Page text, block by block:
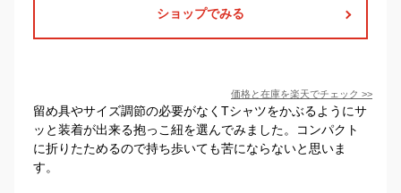
ショップでみる
価格と在庫を楽天でチェック >>
留め具やサイズ調節の必要がなくTシャツをかぶるようにサ
ッと装着が出来る抱っこ紐を選んでみました。コンパクト
に折りたためるので持ち歩いても苦にならないと思いま
す。